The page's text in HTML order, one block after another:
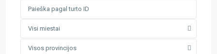
Visi miestai
Visos provincijos